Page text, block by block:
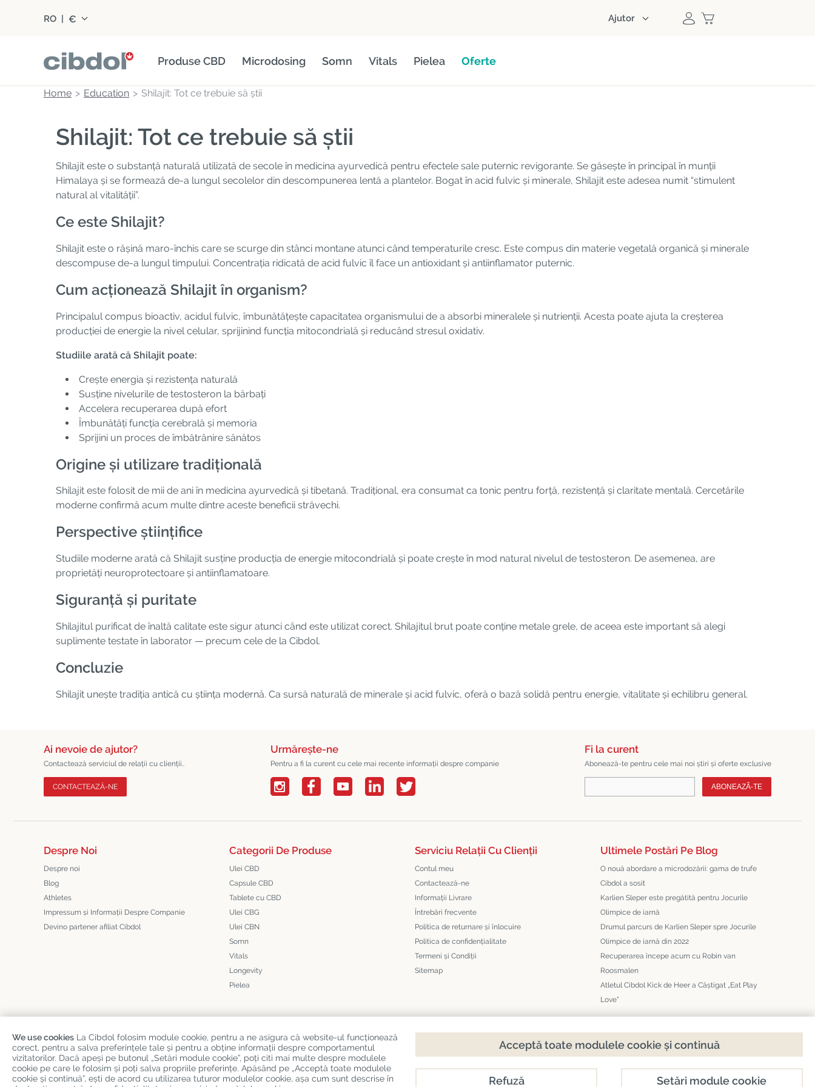
RO | € Ajutor
Produse CBD Microdosing Somn Vitals Pielea Oferte
Home Education Shilajit: Tot ce trebuie să știi
Shilajit: Tot ce trebuie să știi
Shilajit este o substanță naturală utilizată de secole în medicina ayurvedică pentru efectele sale puternic revigorante. Se găsește în principal în munții
Himalaya și se formează de-a lungul secolelor din descompunerea lentă a plantelor. Bogat în acid fulvic și minerale, Shilajit este adesea numit “stimulent
natural al vitalității”.
Ce este Shilajit?
Shilajit este o rășină maro-închis care se scurge din stânci montane atunci când temperaturile cresc. Este compus din materie vegetală organică și minerale
descompuse de-a lungul timpului. Concentrația ridicată de acid fulvic îl face un antioxidant și antiinflamator puternic.
Cum acționează Shilajit în organism?
Principalul compus bioactiv, acidul fulvic, îmbunătățește capacitatea organismului de a absorbi mineralele și nutrienții. Acesta poate ajuta la creșterea
producției de energie la nivel celular, sprijinind funcția mitocondrială și reducând stresul oxidativ.
Studiile arată că Shilajit poate:
Crește energia și rezistența naturală
Susține nivelurile de testosteron la bărbați
Accelera recuperarea după efort
Îmbunătăți funcția cerebrală și memoria
Sprijini un proces de îmbătrânire sănătos
Origine și utilizare tradițională
Shilajit este folosit de mii de ani în medicina ayurvedică și tibetană. Tradițional, era consumat ca tonic pentru forță, rezistență și claritate mentală. Cercetările
moderne confirmă acum multe dintre aceste beneficii străvechi.
Perspective științifice
Studiile moderne arată că Shilajit susține producția de energie mitocondrială și poate crește în mod natural nivelul de testosteron. De asemenea, are
proprietăți neuroprotectoare și antiinflamatoare.
Siguranță și puritate
Shilajitul purificat de înaltă calitate este sigur atunci când este utilizat corect. Shilajitul brut poate conține metale grele, de aceea este important să alegi
suplimente testate în laborator — precum cele de la Cibdol.
Concluzie
Shilajit unește tradiția antică cu știința modernă. Ca sursă naturală de minerale și acid fulvic, oferă o bază solidă pentru energie, vitalitate și echilibru general.
Ai nevoie de ajutor?
Contactează serviciul de relații cu clienții..
CONTACTEAZĂ-NE
Urmărește-ne
Pentru a fi la curent cu cele mai recente informații despre companie
Fi la curent
Abonează-te pentru cele mai noi știri și oferte exclusive
ABONEAZĂ-TE
Despre Noi
Despre noi
Blog
Athletes
Impressum și Informații Despre Companie
Devino partener afiliat Cibdol
Categorii De Produse
Ulei CBD
Capsule CBD
Tablete cu CBD
Ulei CBG
Ulei CBN
Somn
Vitals
Longevity
Pielea
Serviciu Relații Cu Clienții
Contul meu
Contactează-ne
Informații Livrare
Întrebări frecvente
Politica de returnare și înlocuire
Politica de confidențialitate
Termeni și Condiții
Sitemap
Ultimele Postări Pe Blog
O nouă abordare a microdozării: gama de trufe
Cibdol a sosit
Karlien Sleper este pregătită pentru Jocurile
Olimpice de iarnă
Drumul parcurs de Karlien Sleper spre Jocurile
Olimpice de iarnă din 2022
Recuperarea începe acum cu Robin van
Roosmalen
Atletul Cibdol Kick de Heer a Câștigat „Eat Play
Love”
We use cookies La Cibdol folosim module cookie, pentru a ne asigura că website-ul funcționează
corect, pentru a salva preferințele tale și pentru a obține informații despre comportamentul
vizitatorilor. Dacă apeși pe butonul „Setări module cookie”, poți citi mai multe despre modulele
cookie pe care le folosim și poți salva propriile preferințe. Apăsând pe „Acceptă toate modulele
cookie și continuă”, ești de acord cu utilizarea tuturor modulelor cookie, așa cum sunt descrise în
Acceptă toate modulele cookie și continuă
Refuză Setări module cookie
Copyright©Cibdol Last updated 07-08-2026
Cibdol bv, Handelsweg 1a, 5492NL Sint-Oedenrode, the Netherlands
KvK: 76495035 VAT: NL860644923B01